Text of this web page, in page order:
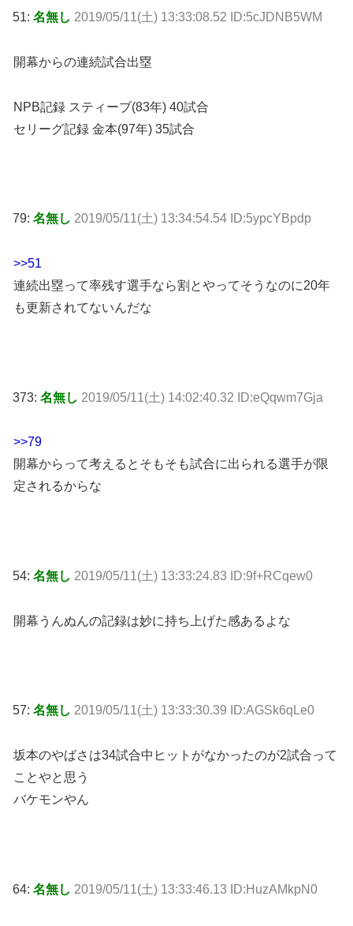
51: 名無し 2019/05/11(土) 13:33:08.52 ID:5cJDNB5WM
開幕からの連続試合出塁
NPB記録 スティーブ(83年) 40試合
セリーグ記録 金本(97年) 35試合
79: 名無し 2019/05/11(土) 13:34:54.54 ID:5ypcYBpdp
>>51
連続出塁って率残す選手なら割とやってそうなのに20年
も更新されてないんだな
373: 名無し 2019/05/11(土) 14:02:40.32 ID:eQqwm7Gja
>>79
開幕からって考えるとそもそも試合に出られる選手が限
定されるからな
54: 名無し 2019/05/11(土) 13:33:24.83 ID:9f+RCqew0
開幕うんぬんの記録は妙に持ち上げた感あるよな
57: 名無し 2019/05/11(土) 13:33:30.39 ID:AGSk6qLe0
坂本のやばさは34試合中ヒットがなかったのが2試合って
ことやと思う
バケモンやん
64: 名無し 2019/05/11(土) 13:33:46.13 ID:HuzAMkpN0